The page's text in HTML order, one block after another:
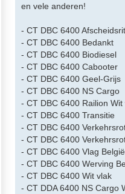
en vele anderen!
- CT DBC 6400 Afscheidsrit
- CT DBC 6400 Bedankt
- CT DBC 6400 Biodiesel
- CT DBC 6400 Cabooter
- CT DBC 6400 Geel-Grijs
- CT DBC 6400 NS Cargo
- CT DBC 6400 Railion Wit
- CT DBC 6400 Transitie
- CT DBC 6400
- CT DBC 6400
- CT DBC 6400 Vlag België
- CT DBC 6400 Werving
- CT DBC 6400 Wit vlak
- CT DDA 6400 NS Cargo